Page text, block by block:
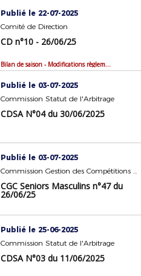
Publié le 22-07-2025
Comité de Direction
CD n°10 - 26/06/25
Bilan de saison - Modifications règlementaires
Publié le 03-07-2025
Commission Statut de l'Arbitrage
CDSA N°04 du 30/06/2025
Publié le 03-07-2025
Commission Gestion des Compétitions Seniors Masculins
CGC Seniors Masculins n°47 du
26/06/25
Publié le 25-06-2025
Commission Statut de l'Arbitrage
CDSA N°03 du 11/06/2025